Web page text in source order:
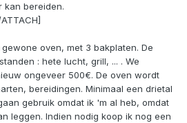
kan bereiden.
oven, met 3 bakplaten. De
: hete lucht, grill, ... . We
ongeveer 500€. De oven wordt
bereidingen. Minimaal een drietal
gebruik omdat ik 'm al heb, omdat
leggen. Indien nodig koop ik nog een